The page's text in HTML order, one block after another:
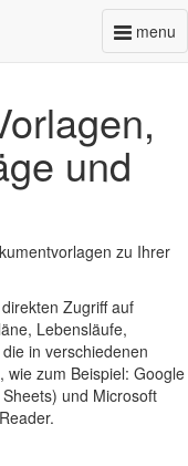
menu
und
zu Ihrer
Zugriff auf
Lebensläufe,
in verschiedenen
wie zum Beispiel: Google
und Microsoft